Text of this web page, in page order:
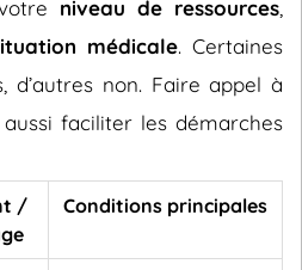
niveau de ressources
médicale. Certaines
d’autres non. Faire appel à
faciliter les démarches
/
Conditions principales